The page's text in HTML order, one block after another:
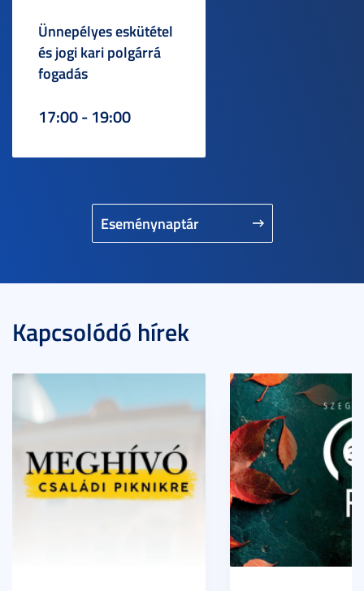
Eseménynaptár
Ünnepélyes eskütétel
és jogi kari polgárrá
fogadás
17:00 - 19:00
Kapcsolódó hírek